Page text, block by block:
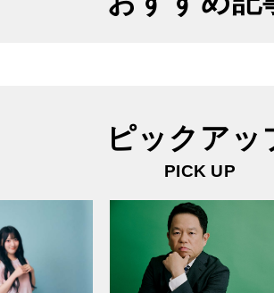
ピックアッ
PICK UP